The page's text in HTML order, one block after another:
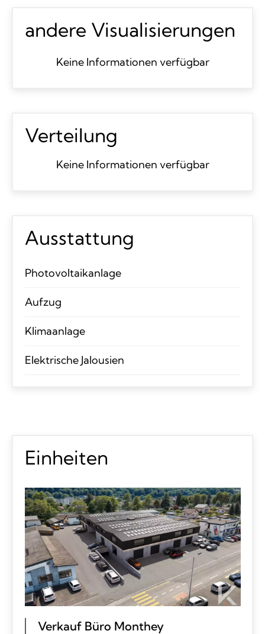
andere Visualisierungen
Keine Informationen verfügbar
Verteilung
Keine Informationen verfügbar
Ausstattung
Photovoltaikanlage
Aufzug
Klimaanlage
Elektrische Jalousien
Einheiten
Verkauf Büro Monthey